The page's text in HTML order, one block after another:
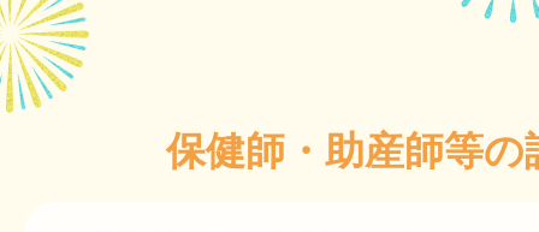
保健師・助産師等の